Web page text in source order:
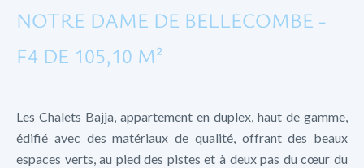
NOTRE DAME DE BELLECOMBE -
F4 DE 105,10 M²
Les Chalets Bajja, appartement en duplex, haut de gamme,
édifié avec des matériaux de qualité, offrant des beaux
espaces verts, au pied des pistes et à deux pas du cœur du